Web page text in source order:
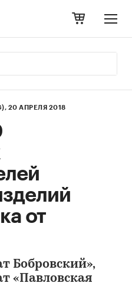
20 АПРЕЛЯ 2018
от
Бобровский»,
«Павловская